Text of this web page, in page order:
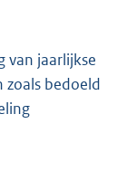
van jaarlijkse
zoals bedoeld